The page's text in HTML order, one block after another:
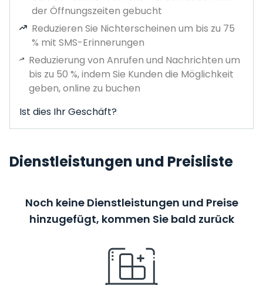
der Öffnungszeiten gebucht
Reduzieren Sie Nichterscheinen um bis zu 75
% mit SMS-Erinnerungen
Reduzierung von Anrufen und Nachrichten um
bis zu 50 %, indem Sie Kunden die Möglichkeit
geben, online zu buchen
Ist dies Ihr Geschäft?
Dienstleistungen und Preisliste
Noch keine Dienstleistungen und Preise
hinzugefügt, kommen Sie bald zurück